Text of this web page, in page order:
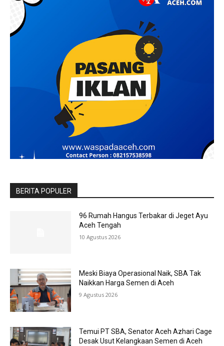
BERITA POPULER
96 Rumah Hangus Terbakar di Jeget Ayu
Aceh Tengah
10 Agustus 2026
Meski Biaya Operasional Naik, SBA Tak
Naikkan Harga Semen di Aceh
9 Agustus 2026
Temui PT SBA, Senator Aceh Azhari Cage
Desak Usut Kelangkaan Semen di Aceh